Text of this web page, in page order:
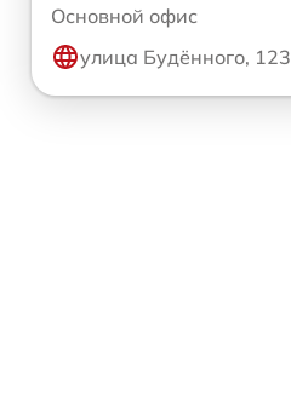
Основной офис
улица Будённого, 123